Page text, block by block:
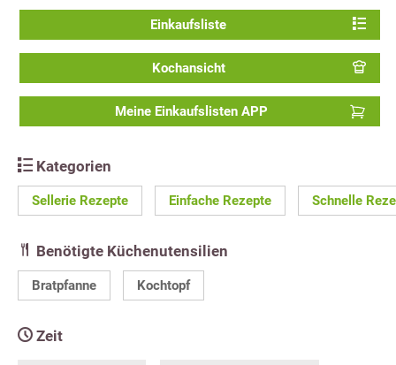
Einkaufsliste
Kochansicht
Meine Einkaufslisten APP
Kategorien
Sellerie Rezepte Einfache Rezepte Schnelle
Benötigte Küchenutensilien
Bratpfanne Kochtopf
Zeit